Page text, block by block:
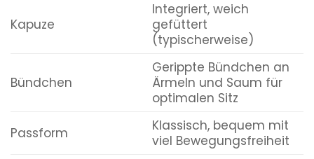
Kapuze
Integriert, weich
gefüttert
(typischerweise)
Bündchen
Gerippte Bündchen an
Ärmeln und Saum für
optimalen Sitz
Passform
Klassisch, bequem mit
viel Bewegungsfreiheit